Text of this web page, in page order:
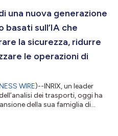
effettiva sulla base di
una nuova generazione
sull’IA che
la sicurezza, ridurre
le operazioni di
WIRE)--INRIX, un leader
dei trasporti, oggi ha
della sua famiglia di